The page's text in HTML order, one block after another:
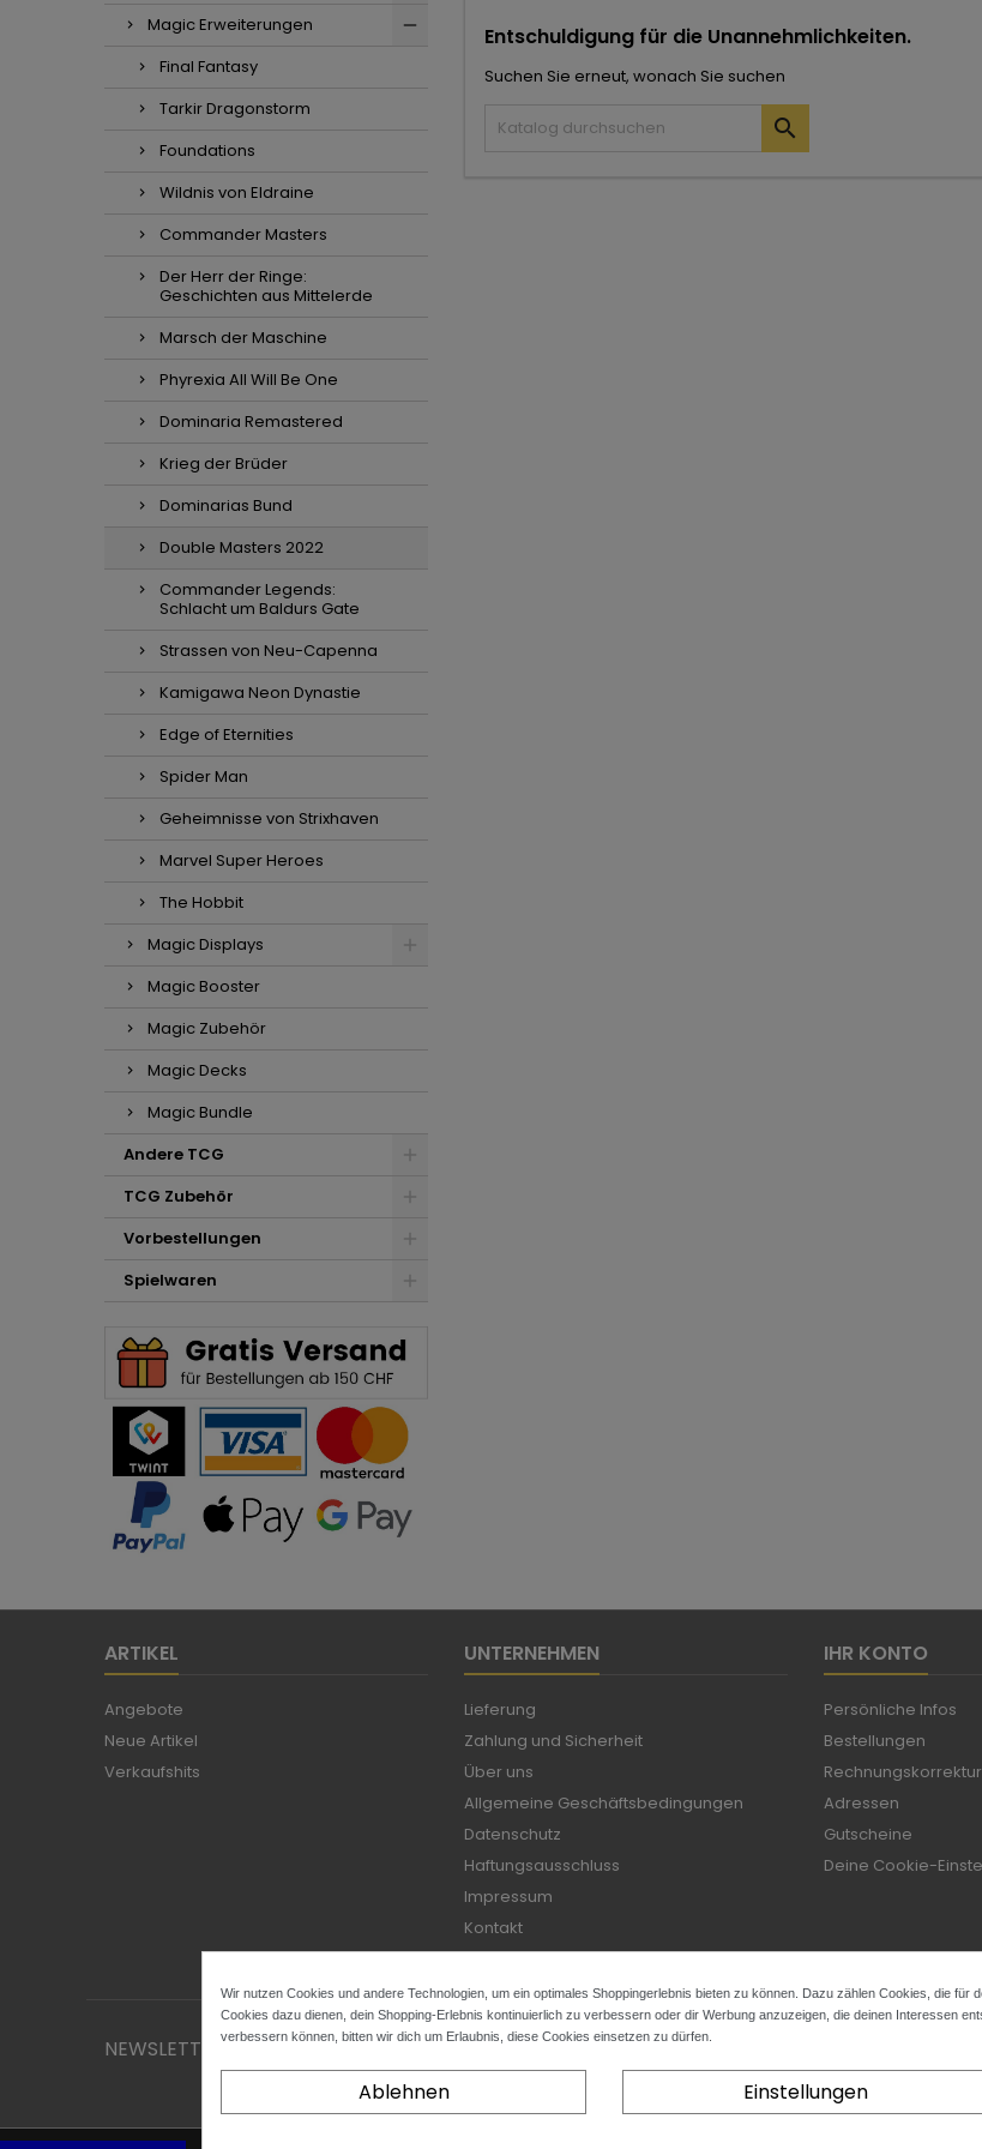
Magic Erweiterungen
Final Fantasy
Tarkir Dragonstorm
Foundations
Wildnis von Eldraine
Commander Masters
Der Herr der Ringe:
Geschichten aus Mittelerde
Marsch der Maschine
Phyrexia All Will Be One
Dominaria Remastered
Krieg der Brüder
Dominarias Bund
Double Masters 2022
Commander Legends:
Schlacht um Baldurs Gate
Strassen von Neu-Capenna
Kamigawa Neon Dynastie
Edge of Eternities
Spider Man
Geheimnisse von Strixhaven
Marvel Super Heroes
The Hobbit
Magic Displays
Magic Booster
Magic Zubehör
Magic Decks
Magic Bundle
Andere TCG
TCG Zubehör
Vorbestellungen
Spielwaren
Entschuldigung für die Unannehmlichkeiten.
Suchen Sie erneut, wonach Sie suchen

ARTIKEL
Angebote
Neue Artikel
Verkaufshits
UNTERNEHMEN
Lieferung
Zahlung und Sicherheit
Über uns
Allgemeine Geschäftsbedingungen
Datenschutz
Haftungsausschluss
Impressum
Kontakt
Sitemap
IHR KONTO
Persönliche Infos
Bestellungen
Adressen
Gutscheine
Deine Cookie-
NEWSLETTER
Wir nutzen Cookies und andere Technologien, um ein optimales Shoppingerlebnis bieten zu können. Dazu zählen Cookies, die für
Cookies dazu dienen, dein Shopping-Erlebnis kontinuierlich zu verbessern oder dir Werbung anzuzeigen, die deinen Interessen
verbessern können, bitten wir dich um Erlaubnis, diese Cookies einsetzen zu dürfen.
Ablehnen Einstellungen